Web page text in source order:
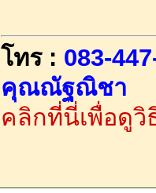
โทร : 083-
คุณณัฐณิชา
คลิกที่นี่เพื่อดูวิ